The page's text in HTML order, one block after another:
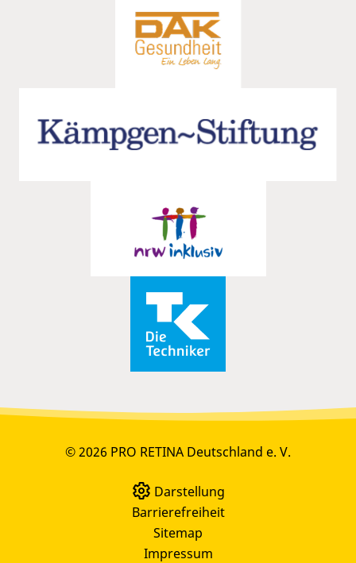
© 2026 PRO RETINA Deutschland e. V.
Darstellung
Barrierefreiheit
Sitemap
Impressum